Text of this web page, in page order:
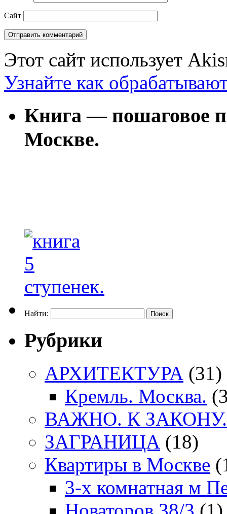
Сайт
Этот сайт использует
Узнайте как
Книга — пошаговое
Москве.
Найти:
Рубрики
АРХИТЕКТУРА (31)
Кремль. Москва.
ВАЖНО. К ЗАКОНУ.
ЗАГРАНИЦА (18)
Квартиры в Москве
3-х комнатная м